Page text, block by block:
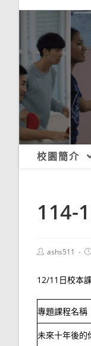
校園簡介
114-
Postashs511
12/11日校本
專題課程名稱
未來十年後的